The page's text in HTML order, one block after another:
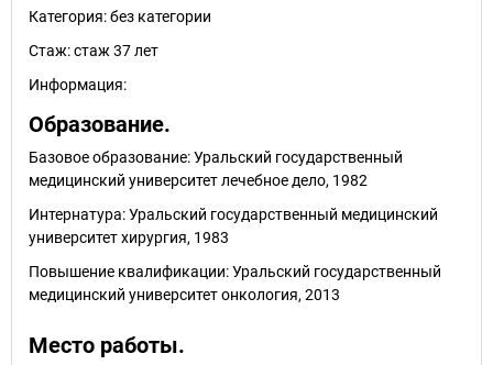
Категория:без категории
Стаж:стаж 37 лет
Информация:
Образование.
Базовое образование: Уральский государственный
медицинский университет лечебное дело, 1982
Интернатура: Уральский государственный медицинский
университет хирургия, 1983
Повышение квалификации: Уральский государственный
медицинский университет онкология, 2013
Место работы.